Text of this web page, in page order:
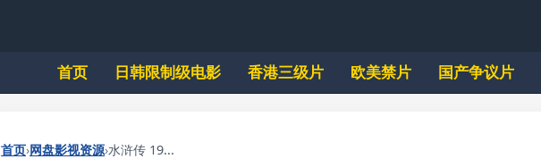
首页 日韩限制级电影 香港三级片 欧美禁片 国产争议片
首页›网盘影视资源›水浒传 19...